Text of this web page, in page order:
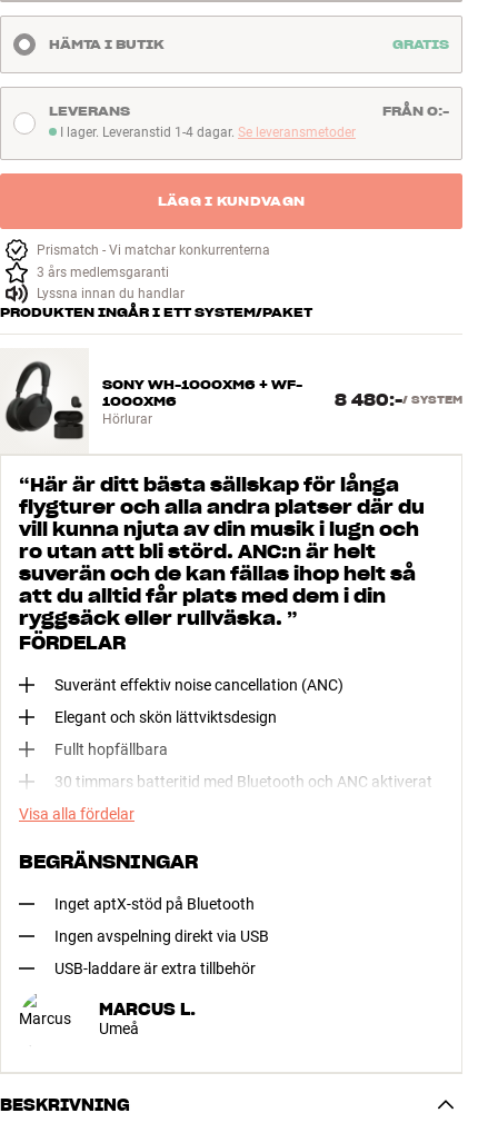
HÄMTA I BUTIK GRATIS
I lager. Leveranstid 1-4 dagar
I lager. Leveranstid 1-4 dagar. Se leveransmetoder
LEVERANS FRÅN 0:-
LÄGG I KUNDVAGN
Prismatch - Vi matchar konkurrenterna
3 års medlemsgaranti
Lyssna innan du handlar
PRODUKTEN INGÅR I ETT SYSTEM/PAKET
SONY WH-1000XM6 + WF-
1000XM6
Hörlurar
8 480:-/ SYSTEM
“Här är ditt bästa sällskap för långa
flygturer och alla andra platser där du
vill kunna njuta av din musik i lugn och
ro utan att bli störd. ANC:n är helt
suverän och de kan fällas ihop helt så
att du alltid får plats med dem i din
ryggsäck eller rullväska. ”
FÖRDELAR
Suveränt effektiv noise cancellation (ANC)
Elegant och skön lättviktsdesign
Fullt hopfällbara
30 timmars batteritid med Bluetooth och ANC aktiverat
Visa alla fördelar
BEGRÄNSNINGAR
Inget aptX-stöd på Bluetooth
Ingen avspelning direkt via USB
USB-laddare är extra tillbehör
MARCUS L.
Umeå
BESKRIVNING